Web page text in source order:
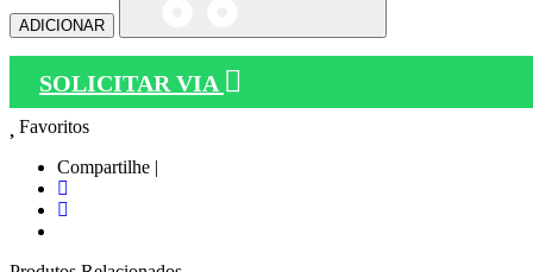
ADICIONAR
SOLICITAR VIA
Favoritos
Compartilhe |